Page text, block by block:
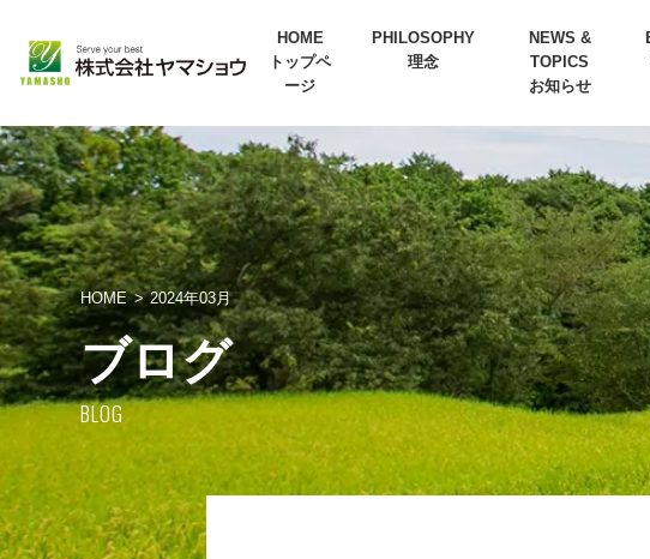
HOME
トップペ
ージ
PHILOSOPHY
理念
NEWS &
TOPICS
お知らせ
HOME 2024年03月
ブログ
BLOG